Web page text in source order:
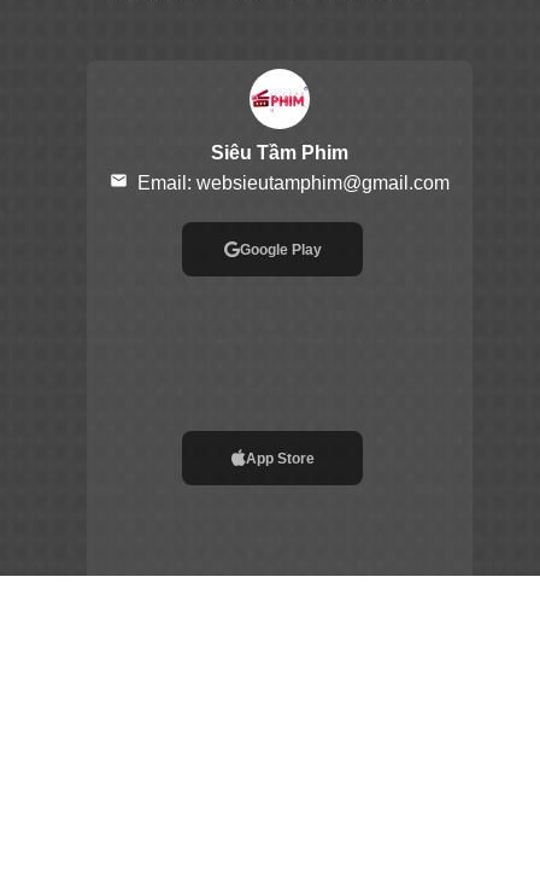
Siêu Tầm Phim
email Email: websieutamphim@gmail.com
Google Play
App Store